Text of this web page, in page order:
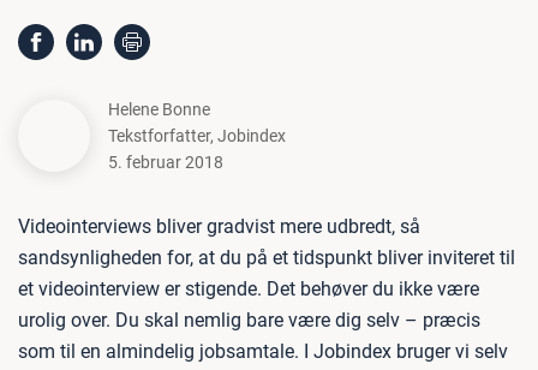
Helene Bonne
Tekstforfatter, Jobindex
5. februar 2018
Videointerviews bliver gradvist mere udbredt, så
sandsynligheden for, at du på et tidspunkt bliver inviteret til
et videointerview er stigende. Det behøver du ikke være
urolig over. Du skal nemlig bare være dig selv – præcis
som til en almindelig jobsamtale. I Jobindex bruger vi selv